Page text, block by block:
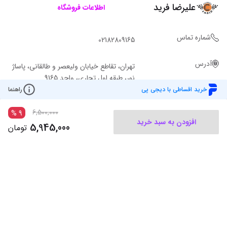
خرید اقساطی با دیجی پی راهنما
افزودن به سبد خرید
6,500,000
9
%
5,945,000 تومان
علیرضا فرید اطلاعات فروشگاه
شماره تماس 02182809165
آدرس
تهران، تقاطع خیابان ولیعصر و طالقانی، پاساژ
نور، طبقه اول تجاری، واحد 9165